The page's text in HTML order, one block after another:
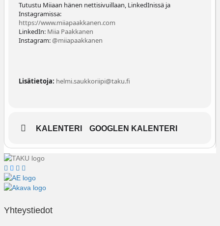
Tutustu Miiaan hänen nettisivuillaan, LinkedInissä ja
Instagramissa:
https://www.miiapaakkanen.com
LinkedIn: Miia Paakkanen
Instagram:@miiapaakkanen
Lisätietoja: helmi.saukkoriipi@taku.fi
KALENTERI GOOGLEN KALENTERI
TAKU Facebookissa
TAKU Twitterissä
TAKU Instagramissa
Yhteystiedot